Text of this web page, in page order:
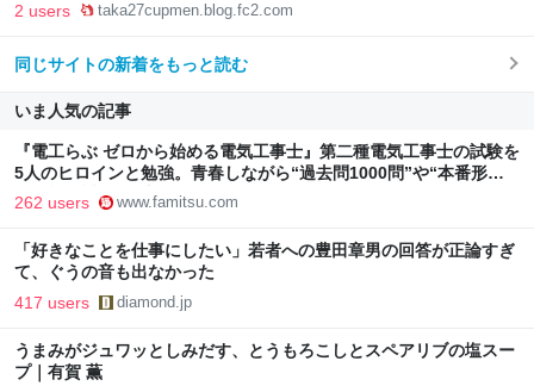
2 users taka27cupmen.blog.fc2.com
同じサイトの新着をもっと読む
いま人気の記事
『電工らぶ ゼロから始める電気工事士』第二種電気工事士の試験を
5人のヒロインと勉強。青春しながら“過去問1000問”や“本番形式
CBT模擬試験”で本格的に学べるノベルゲーム | ゲーム・エンタメ
最新情報のファミ通.com
262 users www.famitsu.com
「好きなことを仕事にしたい」若者への豊田章男の回答が正論すぎ
て、ぐうの音も出なかった
417 users diamond.jp
うまみがジュワッとしみだす、とうもろこしとスペアリブの塩スー
プ｜有賀 薫